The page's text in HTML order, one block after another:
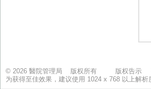
© 2026 醫院管理局 版权所有 版权告示
为获得至佳效果，建议使用 1024 x 768 以上解析